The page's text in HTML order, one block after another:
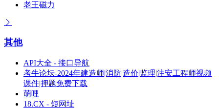
老王磁力
其他
API大全 - 接口导航
考牛论坛-2024年建造师|消防|造价|监理|注安工程师视频
课件|押题免费下载
萌哩
18.CX - 短网址